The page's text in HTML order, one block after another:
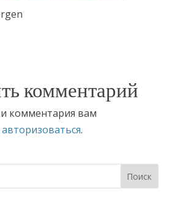
комментарий
комментария вам
авторизоваться.